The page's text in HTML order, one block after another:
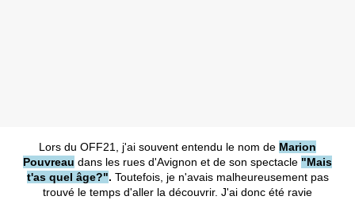
Lors du OFF21, j'ai souvent entendu le nom de Marion
Pouvreau dans les rues d'Avignon et de son spectacle "Mais
t'as quel âge?". Toutefois, je n'avais malheureusement pas
trouvé le temps d'aller la découvrir. J'ai donc été ravie